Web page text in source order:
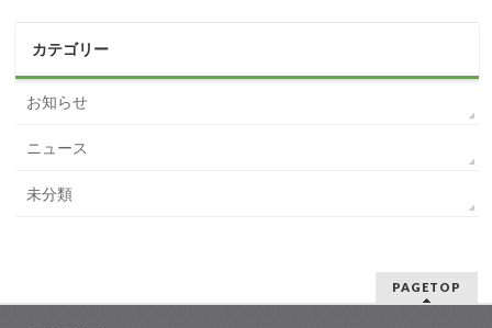
カテゴリー
お知らせ
ニュース
未分類
PAGETOP